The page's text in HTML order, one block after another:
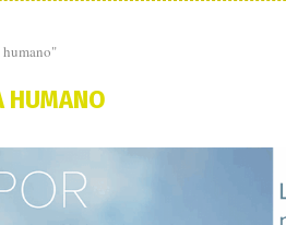
HUMANO